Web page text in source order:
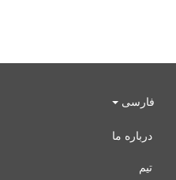
فارسی
درباره ما
تیم